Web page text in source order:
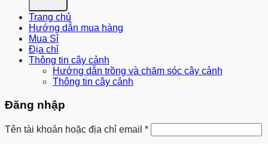
Trang chủ
Hướng dẫn mua hàng
Mua Sỉ
Địa chỉ
Thông tin cây cảnh
Hướng dẫn trồng và chăm sóc cây cảnh
Thông tin cây cảnh
Đăng nhập
Tên tài khoản hoặc địa chỉ email *Bắt
buộc